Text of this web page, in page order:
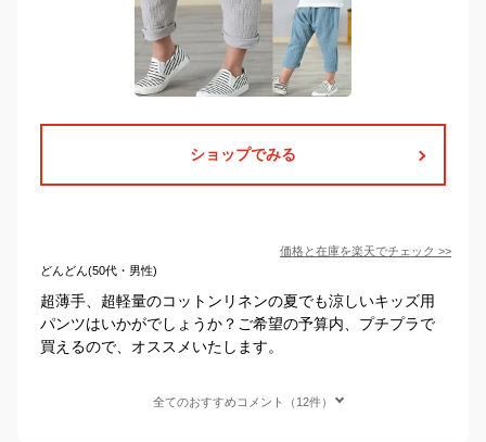
ショップでみる
価格と在庫を楽天でチェック >>
どんどん(50代・男性)
超薄手、超軽量のコットンリネンの夏でも涼しいキッズ用
パンツはいかがでしょうか？ご希望の予算内、プチプラで
買えるので、オススメいたします。
全てのおすすめコメント（12件）